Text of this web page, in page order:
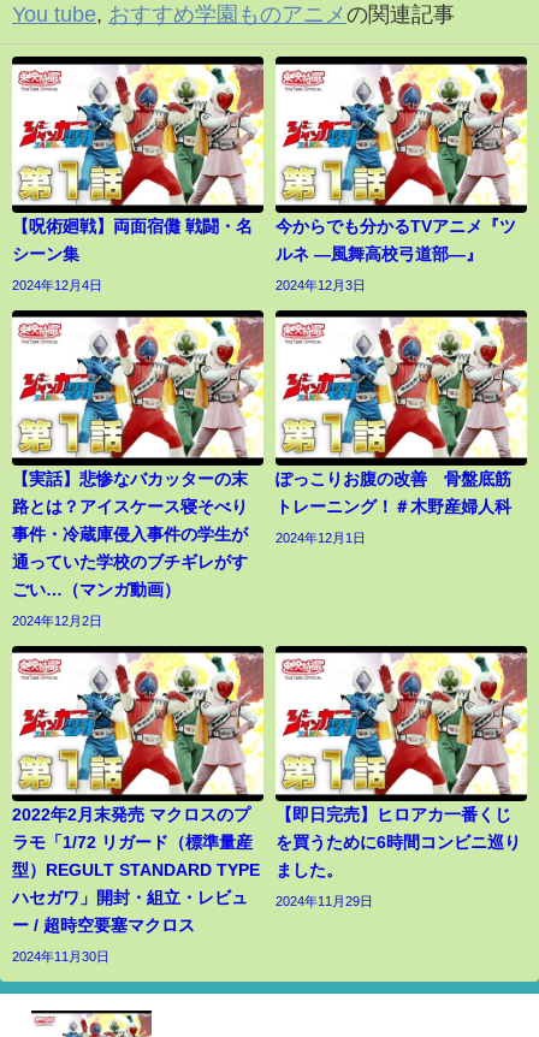
You tube, おすすめ学園ものアニメの関連記事
【呪術廻戦】両面宿儺 戦闘・名
シーン集
2024年12月4日
今からでも分かるTVアニメ『ツ
ルネ ―風舞高校弓道部―』
2024年12月3日
【実話】悲惨なバカッターの末
路とは？アイスケース寝そべり
事件・冷蔵庫侵入事件の学生が
通っていた学校のブチギレがす
ごい…（マンガ動画）
2024年12月2日
ぽっこりお腹の改善 骨盤底筋
トレーニング！＃木野産婦人科
2024年12月1日
2022年2月末発売 マクロスのプ
ラモ「1/72 リガード（標準量産
型）REGULT STANDARD TYPE
ハセガワ」開封・組立・レビュ
ー / 超時空要塞マクロス
2024年11月30日
【即日完売】ヒロアカ一番くじ
を買うために6時間コンビニ巡り
ました。
2024年11月29日